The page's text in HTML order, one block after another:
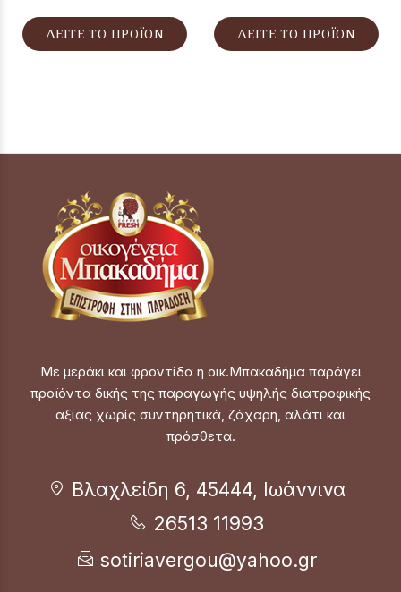
ΔΕΙΤΕ ΤΟ ΠΡΟΪΟΝ ΔΕΙΤΕ ΤΟ ΠΡΟΪΟΝ
Με μεράκι και φροντίδα η οικ.Μπακαδήμα παράγει
προϊόντα δικής της παραγωγής υψηλής διατροφικής
αξίας χωρίς συντηρητικά, ζάχαρη, αλάτι και
πρόσθετα.
Βλαχλείδη 6, 45444, Ιωάννινα
26513 11993
sotiriavergou@yahoo.gr